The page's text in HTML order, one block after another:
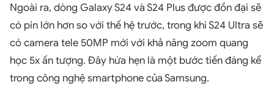
Ngoài ra, dòng Galaxy S24 và S24 Plus được đồn đại sẽ
có pin lớn hơn so với thế hệ trước, trong khi S24 Ultra sẽ
có camera tele 50MP mới với khả năng zoom quang
học 5x ấn tượng. Đây hứa hẹn là một bước tiến đáng kể
trong công nghệ smartphone của Samsung.